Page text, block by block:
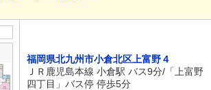
福岡県北九州市小倉北区上富野４
ＪＲ鹿児島本線 小倉駅 バス9分/「上富野
四丁目」バス停 停歩5分